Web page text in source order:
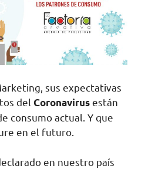
sus expectativas
del Coronavirusestán
consumo actual. Y que
en el futuro.
en nuestro país